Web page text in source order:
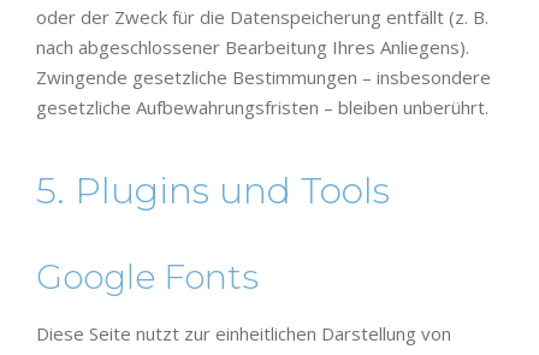
oder der Zweck für die Datenspeicherung entfällt (z. B.
nach abgeschlossener Bearbeitung Ihres Anliegens).
Zwingende gesetzliche Bestimmungen – insbesondere
gesetzliche Aufbewahrungsfristen – bleiben unberührt.
5. Plugins und Tools
Google Fonts
Diese Seite nutzt zur einheitlichen Darstellung von